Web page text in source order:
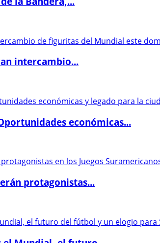
intercambio...
económicas...
protagonistas...